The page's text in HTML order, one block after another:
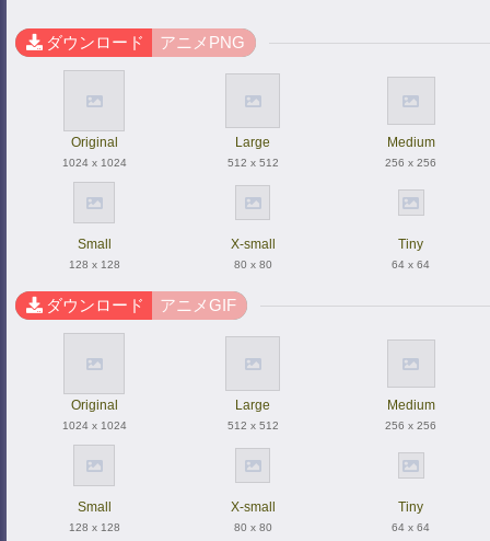
ダウンロード アニメPNG
Original
1024 x 1024
Large
512 x 512
Medium
256 x 256
Small
128 x 128
X-small
80 x 80
Tiny
64 x 64
ダウンロード アニメGIF
Original
1024 x 1024
Large
512 x 512
Medium
256 x 256
Small
128 x 128
X-small
80 x 80
Tiny
64 x 64